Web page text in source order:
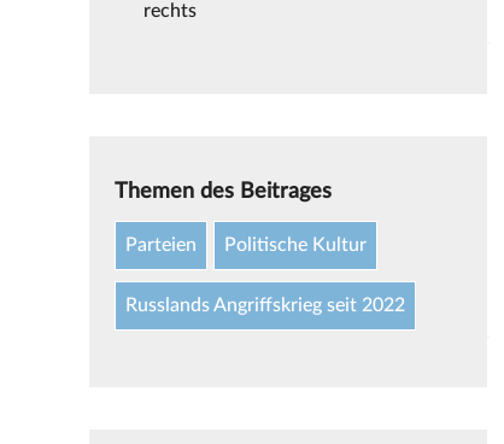
rechts
Themen des Beitrages
Parteien Politische Kultur
Russlands Angriffskrieg seit 2022